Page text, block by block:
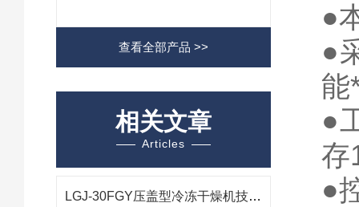
查看全部产品 >>
相关文章
Articles
LGJ-30FGY压盖型冷冻干燥机技术参数
●
●
能
●
存
●